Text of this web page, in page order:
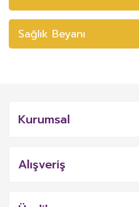
Sağlık Beyanı
Kurumsal
Alışveriş